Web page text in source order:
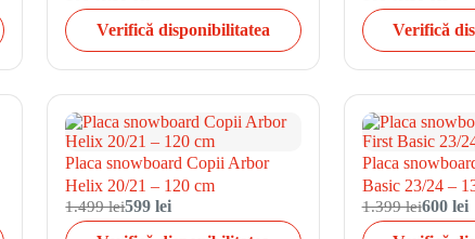
Verifică disponibilitatea
Verifică
Placa snowboard Copii Arbor
Helix 20/21 – 120 cm
1.499 lei599 lei
Placa
Basic 23/24 –
1.399 lei600 lei